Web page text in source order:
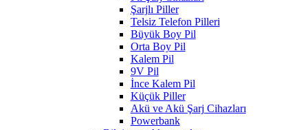
Şarjlı Piller
Telsiz Telefon Pilleri
Büyük Boy Pil
Orta Boy Pil
Kalem Pil
9V Pil
İnce Kalem Pil
Küçük Piller
Akü ve Akü Şarj Cihazları
Powerbank